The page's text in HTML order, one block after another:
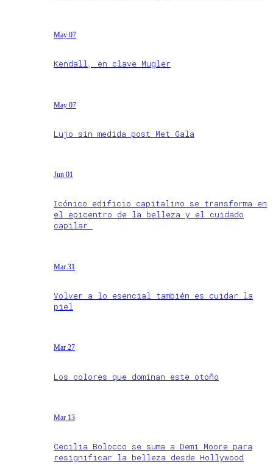
May 07
Kendall, en clave Mugler
May 07
Lujo sin medida post Met Gala
Jun 01
Icónico edificio capitalino se transforma en
el epicentro de la belleza y el cuidado
capilar
Mar 31
Volver a lo esencial también es cuidar la
piel
Mar 27
Los colores que dominan este otoño
Mar 13
Cecilia Bolocco se suma a Demi Moore para
resignificar la belleza desde Hollywood